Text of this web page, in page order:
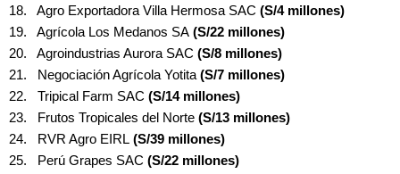
18. Agro Exportadora Villa Hermosa SAC (S/4 millones)
19. Agrícola Los Medanos SA (S/22 millones)
20. Agroindustrias Aurora SAC (S/8 millones)
21. Negociación Agrícola Yotita (S/7 millones)
22. Tripical Farm SAC (S/14 millones)
23. Frutos Tropicales del Norte (S/13 millones)
24. RVR Agro EIRL (S/39 millones)
25. Perú Grapes SAC (S/22 millones)